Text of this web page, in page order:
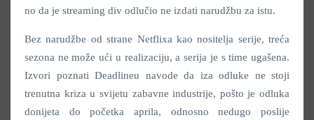
no da je streaming div odlučio ne izdati narudžbu za istu.
Bez narudžbe od strane Netflixa kao nositelja serije, treća
sezona ne može ući u realizaciju, a serija je s time ugašena.
Izvori poznati Deadlineu navode da iza odluke ne stoji
trenutna kriza u svijetu zabavne industrije, pošto je odluka
donijeta do početka aprila, odnosno nedugo poslije